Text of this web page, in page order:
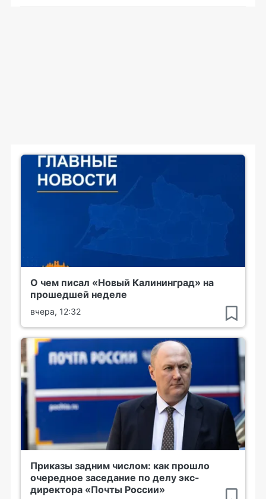
О чем писал «Новый Калининград» на
прошедшей неделе
вчера, 12:32
Приказы задним числом: как прошло
очередное заседание по делу экс-
директора «Почты России»